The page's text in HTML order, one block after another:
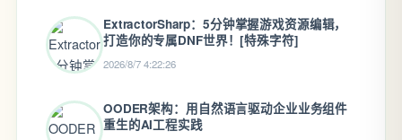
ExtractorSharp：5分钟掌握游戏资源编辑，
打造你的专属DNF世界！[特殊字符]
2026/8/7 4:22:26
OODER架构：用自然语言驱动企业业务组件
重生的AI工程实践